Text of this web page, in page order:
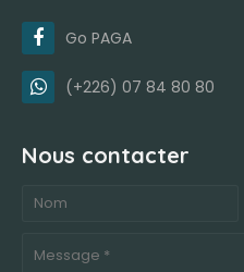
Go PAGA
(+226) 07 84 80 80
Nous contacter